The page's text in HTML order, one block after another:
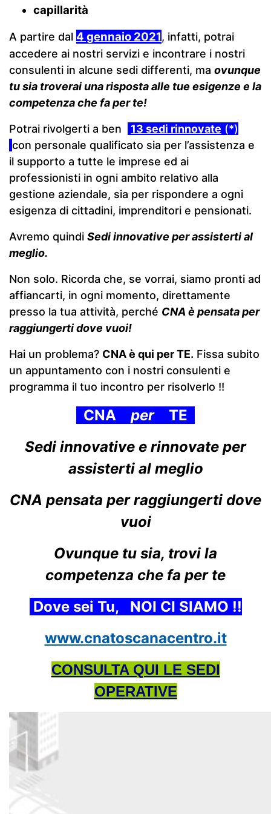
capillarità
A partire dal 4 gennaio 2021, infatti, potrai
accedere ai nostri servizi e incontrare i nostri
consulenti in alcune sedi differenti, ma ovunque
tu sia troverai una risposta alle tue esigenze e la
competenza che fa per te!
Potrai rivolgerti a ben 13 sedi rinnovate (*)
con personale qualificato sia per l’assistenza e
il supporto a tutte le imprese ed ai
professionisti in ogni ambito relativo alla
gestione aziendale, sia per rispondere a ogni
esigenza di cittadini, imprenditori e pensionati.
Avremo quindi Sedi innovative perassisterti al
meglio.
Non solo. Ricorda che, se vorrai, siamo pronti ad
affiancarti, in ogni momento, direttamente
presso la tua attività, perché CNA è pensata per
raggiungerti dove vuoi!
Hai un problema? CNA è qui per TE. Fissa subito
un appuntamento con i nostri consulenti e
programma il tuo incontro per risolverlo !!
CNA per TE
Sedi innovative e rinnovate per
assisterti al meglio
CNA pensata per raggiungerti dove
vuoi
Ovunque tu sia, trovi la
competenza che fa per te
Dove sei Tu, NOI CI SIAMO !!
www.cnatoscanacentro.it
CONSULTA QUI LE SEDI
OPERATIVE